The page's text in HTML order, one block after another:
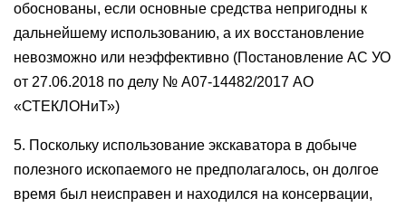
обоснованы, если основные средства непригодны к
дальнейшему использованию, а их восстановление
невозможно или неэффективно (Постановление АС УО
от 27.06.2018 по делу № А07-14482/2017 АО
«СТЕКЛОНиТ»)
5. Поскольку использование экскаватора в добыче
полезного ископаемого не предполагалось, он долгое
время был неисправен и находился на консервации,